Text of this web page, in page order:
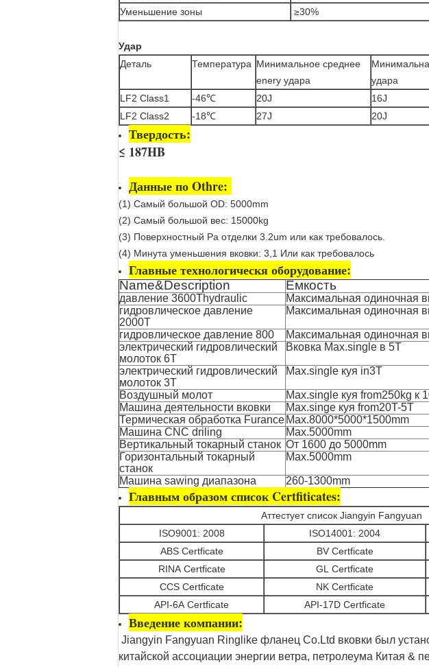
Уменьшение зоны
≥30%
Удар
Деталь
Температура Минимальное среднее
enery удара
удара
LF2 Class1
-46℃ 20J
16J
LF2 Class2
-18℃ 27J 20J
Твердость:
≤ 187HB
Данные по Othre:
(1) Самый большой OD: 5000mm
(2) Самый большой вес: 15000kg
(3) Поверхностный Ра отделки 3.2um или как требовалось.
(4) Минута уменьшения вковки: 3,1 Или как требовалось
Главные технологическя оборудование:
Name&Description Емкость
давление 3600Thydraulic Максимальная одиночная
гидровлическое давление
2000T
Максимальная одиночная
гидровлическое давление 800 Максимальная одиночная
электрический гидровлический
молоток 6T
Вковка Max.single в 5T
электрический гидровлический
молоток 3T
Max.single куя in3T
Воздушный молот Max.single куя from250kg к
Машина деятельности вковки
Max.singe куя from20T-5T
Термическая обработка Furance Max.8000*5000*1500mm
Машина CNC driling
Max.5000mm
Вертикальный токарный станок От 1600 до 5000mm
Горизонтальный токарный
станок
Max.5000mm
Машина sawing диапазона 260-1300mm
Главным образом список Certfiticates:
Аттестует список Jiangyin Fangyuan
ISO9001: 2008
ISO14001: 2004
ABS Certficate
BV Certficate
RINA Certficate
GL Certficate
CCS Certficate
NK Certficate
API-6A Certficate
API-17D Certficate
Введение компании:
Jiangyin Fangyuan Ringlike фланец Co.Ltd вковки был
китайской ассоциации энергии ветра, петролеума Китая &